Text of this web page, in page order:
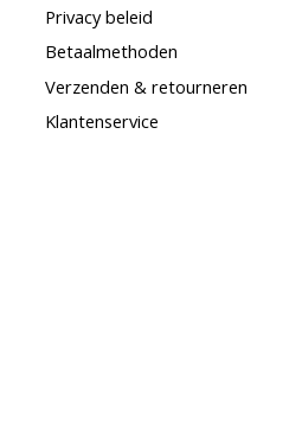
Privacy beleid
Betaalmethoden
Verzenden & retourneren
Klantenservice